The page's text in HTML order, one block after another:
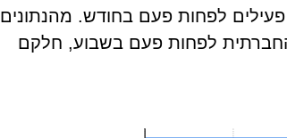
3.065 מיליון משתמשים פעילים לפחות פעם בחודש. מהנתונים
לפחות פעם בשבוע, חלקם